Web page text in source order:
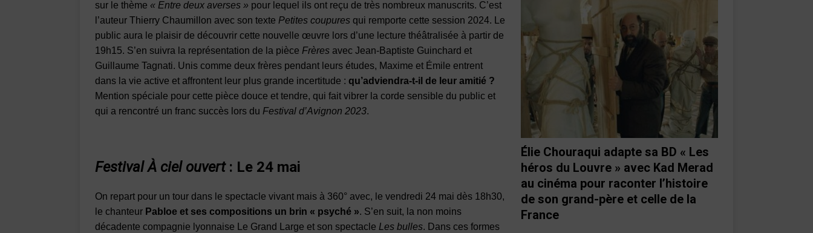
sur le thème « Entre deux averses » pour lequel ils ont reçu de très nombreux manuscrits. C’est
l’auteur Thierry Chaumillon avec son texte Petites coupures qui remporte cette session 2024. Le
public aura le plaisir de découvrir cette nouvelle œuvre lors d’une lecture théâtralisée à partir de
19h15. S’en suivra la représentation de la pièce Frères avec Jean-Baptiste Guinchard et
Guillaume Tagnati. Unis comme deux frères pendant leurs études, Maxime et Émile entrent
dans la vie active et affrontent leur plus grande incertitude : qu’adviendra-t-il de leur amitié ?
Mention spéciale pour cette pièce douce et tendre, qui fait vibrer la corde sensible du public et
qui a rencontré un franc succès lors du Festival d’Avignon 2023.
Festival À ciel ouvert: Le 24 mai
On repart pour un tour dans le spectacle vivant mais à 360° avec, le vendredi 24 mai dès 18h30,
le chanteur Pabloe et ses compositions un brin « psyché ». S’en suit, la non moins
décadente compagnie lyonnaise Le Grand Large et son spectacle Les bulles. Dans ces formes
Élie Chouraqui adapte sa BD « Les
héros du Louvre » avec Kad Merad
au cinéma pour raconter l’histoire
de son grand-père et celle de la
France